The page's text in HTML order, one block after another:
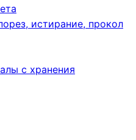
истирание, прокол
с хранения